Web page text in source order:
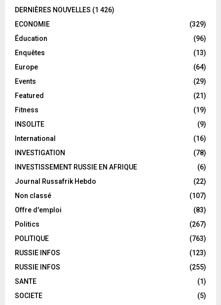
DERNIÈRES NOUVELLES (1 426)
ECONOMIE
(329)
Éducation
(96)
Enquêtes
(13)
Europe
(64)
Events
(29)
Featured
(21)
Fitness
(19)
INSOLITE
(9)
International
(16)
INVESTIGATION
(78)
INVESTISSEMENT RUSSIE EN AFRIQUE
(6)
Journal Russafrik Hebdo
(22)
Non classé
(107)
Offre d'emploi
(83)
Politics
(267)
POLITIQUE
(763)
RUSSIE INFOS
(123)
RUSSIE INFOS
(255)
SANTE
(1)
SOCIETE
(5)